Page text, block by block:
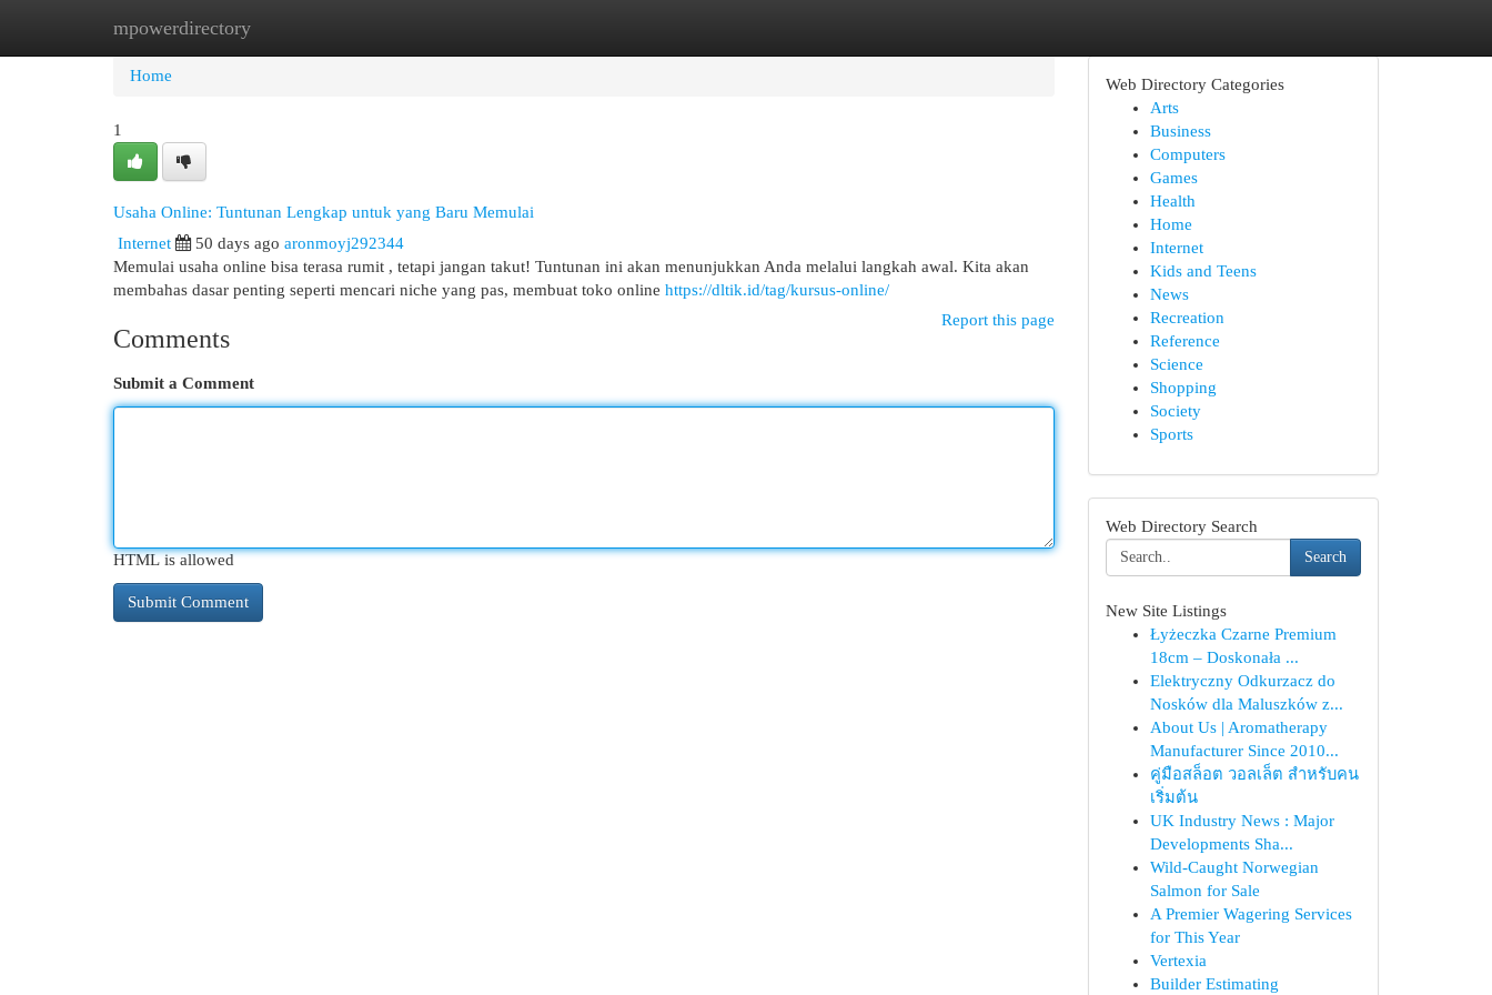
mpowerdirectory
Home New Site Listings
Home
1
Usaha Online: Tuntunan Lengkap untuk yang Baru Memulai
Internet
50 days ago aronmoyj292344
Memulai usaha online bisa terasa rumit , tetapi jangan takut! Tuntunan ini akan menunjukkan Anda melalui langkah awal. Kita akan
membahas dasar penting seperti mencari niche yang pas, membuat toko online https://dltik.id/tag/kursus-online/
Report this page
Comments
Submit a Comment
HTML is allowed
Web Directory Categories
Arts
Business
Computers
Games
Health
Home
Internet
Kids and Teens
News
Recreation
Reference
Science
Shopping
Society
Sports
Web Directory Search
Search
New Site Listings
Łyżeczka Czarne Premium
18cm – Doskonała ...
Elektryczny Odkurzacz do
Nosków dla Maluszków z...
About Us | Aromatherapy
Manufacturer Since 2010...
คู่มือสล็อต วอลเล็ต สำหรับคน
เริ่มต้น
UK Industry News : Major
Developments Sha...
Wild-Caught Norwegian
Salmon for Sale
A Premier Wagering Services
for This Year
Vertexia
Builder Estimating